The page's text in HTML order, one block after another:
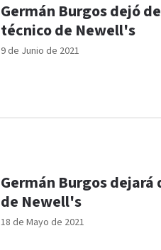
9 de Junio de 2021
Germán Burgos dejó
técnico de Newell's
18 de Mayo de 2021
Germán Burgos
de Newell's